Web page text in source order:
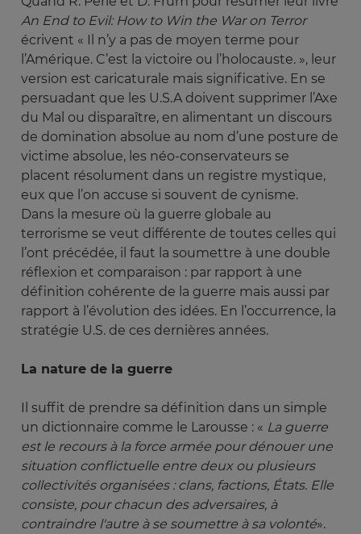
An End to Evil: How to Win the War on Terror
écrivent « Il n’y a pas de moyen terme pour
l’Amérique. C’est la victoire ou l’holocauste. », leur
version est caricaturale mais significative. En se
persuadant que les U.S.A doivent supprimer l’Axe
du Mal ou disparaître, en alimentant un discours
de domination absolue au nom d’une posture de
victime absolue, les néo-conservateurs se
placent résolument dans un registre mystique,
eux que l’on accuse si souvent de cynisme.
Dans la mesure où la guerre globale au
terrorisme se veut différente de toutes celles qui
l’ont précédée, il faut la soumettre à une double
réflexion et comparaison : par rapport à une
définition cohérente de la guerre mais aussi par
rapport à l’évolution des idées. En l’occurrence, la
stratégie U.S. de ces dernières années.
La nature de la guerre
Il suffit de prendre sa définition dans un simple
un dictionnaire comme le Larousse : « La guerre
est le recours à la force armée pour dénouer une
situation conflictuelle entre deux ou plusieurs
collectivités organisées : clans, factions, États. Elle
consiste, pour chacun des adversaires, à
contraindre l'autre à se soumettre à sa volonté».